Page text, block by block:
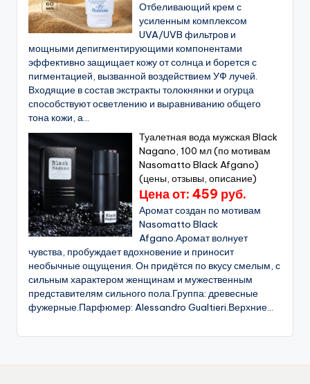
Отбеливающий крем с
усиленным комплексом
UVA/UVB фильтров и
мощными депигментирующими компонентами
эффективно защищает кожу от солнца и борется с
пигментацией, вызванной воздействием УФ лучей.
Входящие в состав экстракты толокнянки и огурца
способствуют осветлению и выравниванию общего
тона кожи, а...
Туалетная вода мужская Black
Nagano, 100 мл (по мотивам
Nasomatto Black Afgano)
(цены, отзывы, описание)
Цена от: 459 руб.
Аромат создан по мотивам
Nasomatto Black
Afgano.Аромат волнует
чувства, пробуждает вдохновение и приносит
необычные ощущения. Он придётся по вкусу смелым, с
сильным характером женщинам и мужественным
представителям сильного пола.Группа: древесные
фужерные.Парфюмер: Alessandro Gualtieri.Верхние...